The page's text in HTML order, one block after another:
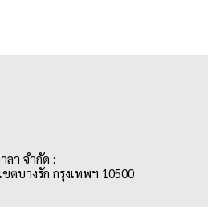
ลา จำกัด :
ตบางรัก กรุงเทพฯ 10500